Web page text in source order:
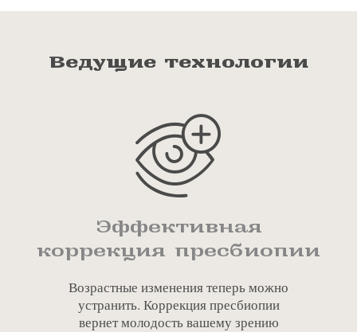
Ведущие технологии
Эффективная
коррекция пресбиопии
Возрастные изменения теперь можно
устранить. Коррекция пресбиопии
вернет молодость вашему зрению